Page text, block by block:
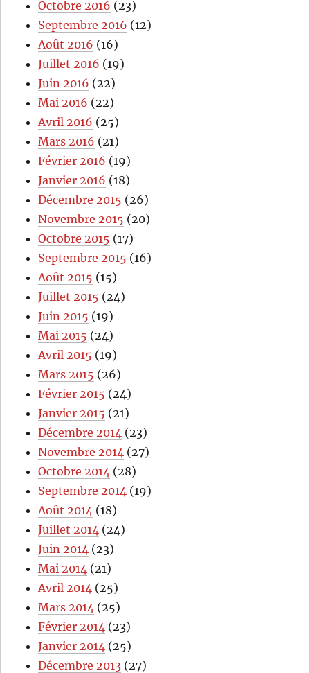
Octobre 2016 (23)
Septembre 2016 (12)
Août 2016 (16)
Juillet 2016 (19)
Juin 2016 (22)
Mai 2016 (22)
Avril 2016 (25)
Mars 2016 (21)
Février 2016 (19)
Janvier 2016 (18)
Décembre 2015 (26)
Novembre 2015 (20)
Octobre 2015 (17)
Septembre 2015 (16)
Août 2015 (15)
Juillet 2015 (24)
Juin 2015 (19)
Mai 2015 (24)
Avril 2015 (19)
Mars 2015 (26)
Février 2015 (24)
Janvier 2015 (21)
Décembre 2014 (23)
Novembre 2014 (27)
Octobre 2014 (28)
Septembre 2014 (19)
Août 2014 (18)
Juillet 2014 (24)
Juin 2014 (23)
Mai 2014 (21)
Avril 2014 (25)
Mars 2014 (25)
Février 2014 (23)
Janvier 2014 (25)
Décembre 2013 (27)